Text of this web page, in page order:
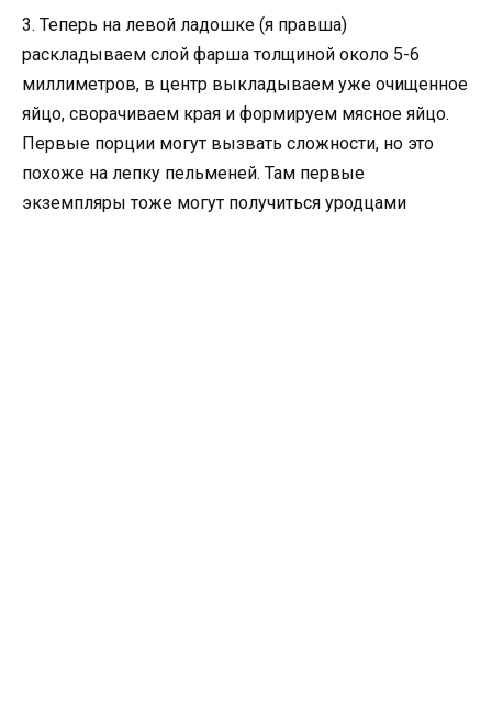
3. Теперь на левой ладошке (я правша)
раскладываем слой фарша толщиной около 5-6
миллиметров, в центр выкладываем уже очищенное
яйцо, сворачиваем края и формируем мясное яйцо.
Первые порции могут вызвать сложности, но это
похоже на лепку пельменей. Там первые
экземпляры тоже могут получиться уродцами